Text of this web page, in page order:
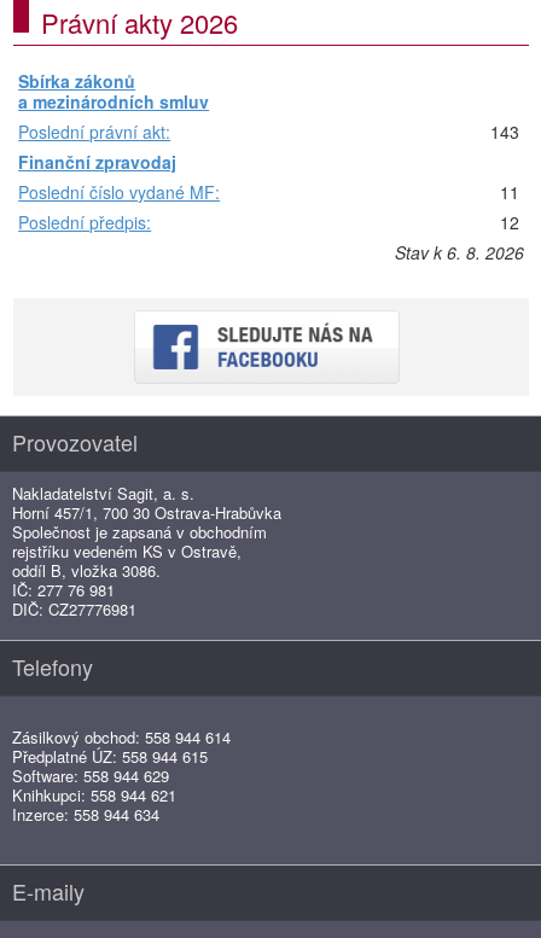
Právní akty 2026
Sbírka zákonů
a mezinárodních smluv
Poslední právní akt:
143
Finanční zpravodaj
Poslední číslo vydané MF:
11
Poslední předpis:
12
Stav k 6. 8. 2026
Provozovatel
Nakladatelství Sagit, a. s.
Horní 457/1, 700 30 Ostrava-Hrabůvka
Společnost je zapsaná v obchodním
rejstříku vedeném KS v Ostravě,
oddíl B, vložka 3086.
IČ: 277 76 981
DIČ: CZ27776981
Telefony
Zásilkový obchod: 558 944 614
Předplatné ÚZ: 558 944 615
Software: 558 944 629
Knihkupci: 558 944 621
Inzerce: 558 944 634
E-maily